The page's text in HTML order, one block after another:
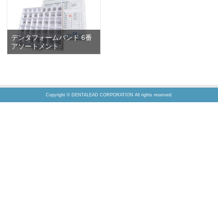
デンタフォームバンド 6番
アソートメント
Copyright © DENTALEAD CORPORATION All rights reserved.